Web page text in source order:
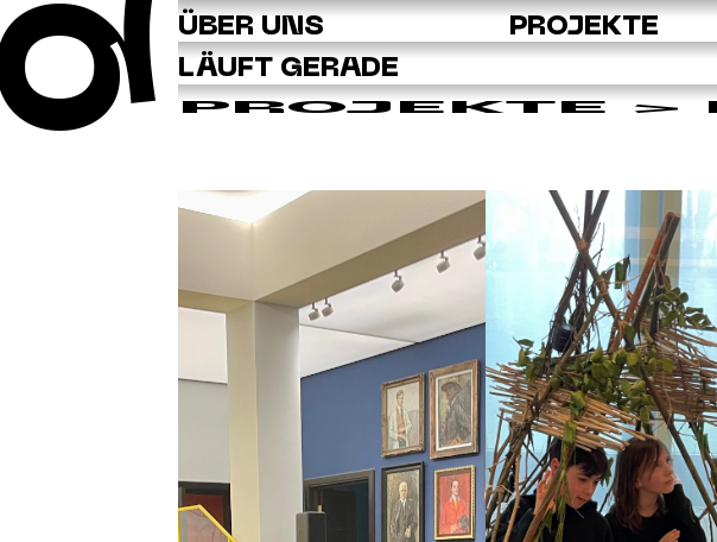
ÜBER UNS PROJEKTE
LÄUFT GERADE
PROJEKTE >